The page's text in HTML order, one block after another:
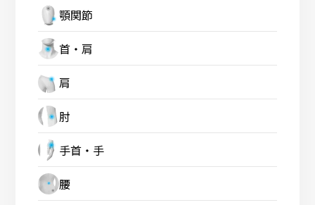
顎関節
首・肩
肩
肘
手首・手
腰